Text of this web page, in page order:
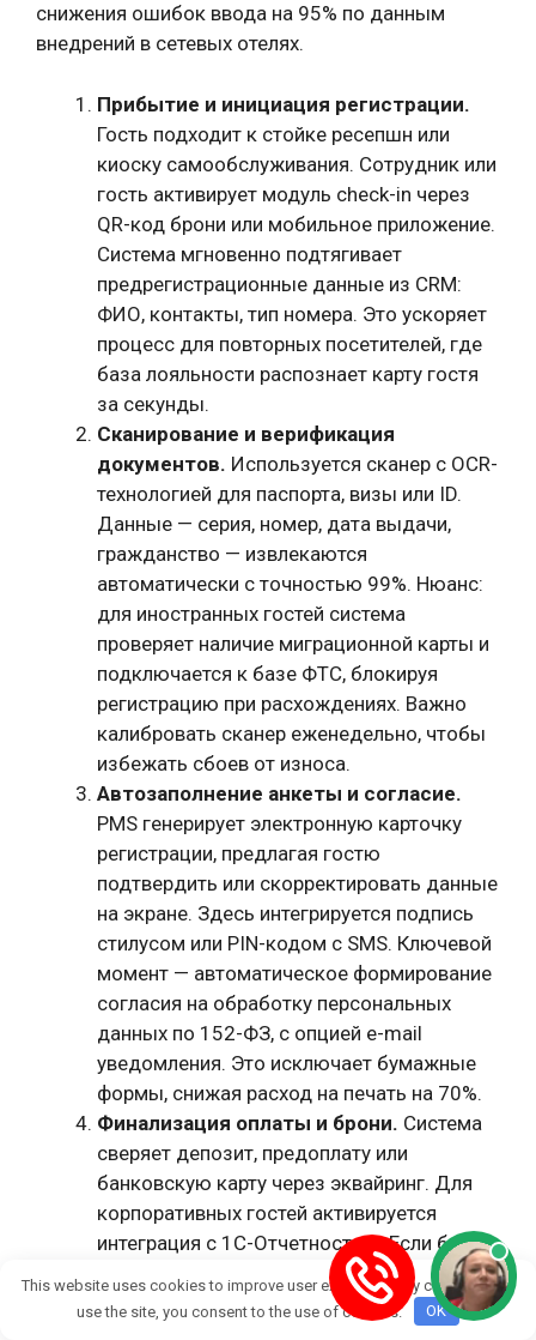
снижения ошибок ввода на 95% по данным
внедрений в сетевых отелях.
Прибытие и инициация регистрации.
Гость подходит к стойке ресепшн или
киоску самообслуживания. Сотрудник или
гость активирует модуль check-in через
QR-код брони или мобильное приложение.
Система мгновенно подтягивает
предрегистрационные данные из CRM:
ФИО, контакты, тип номера. Это ускоряет
процесс для повторных посетителей, где
база лояльности распознает карту гостя
за секунды.
Сканирование и верификация
документов. Используется сканер с OCR-
технологией для паспорта, визы или ID.
Данные — серия, номер, дата выдачи,
гражданство — извлекаются
автоматически с точностью 99%. Нюанс:
для иностранных гостей система
проверяет наличие миграционной карты и
подключается к базе ФТС, блокируя
регистрацию при расхождениях. Важно
калибровать сканер еженедельно, чтобы
избежать сбоев от износа.
Автозаполнение анкеты и согласие.
PMS генерирует электронную карточку
регистрации, предлагая гостю
подтвердить или скорректировать данные
на экране. Здесь интегрируется подпись
стилусом или PIN-кодом с SMS. Ключевой
момент — автоматическое формирование
согласия на обработку персональных
данных по 152-ФЗ, с опцией e-mail
уведомления. Это исключает бумажные
формы, снижая расход на печать на 70%.
Финализация оплаты и брони. Система
сверяет депозит, предоплату или
банковскую карту через эквайринг. Для
корпоративных гостей активируется
интеграция с 1C-Отчетностью. Если бронь
из OTA (Booking, Ostrovok), данные
синхронизируются без дублирования.
Нюанс: при нехватке номеров PMS
This website uses cookies to improve user experience. By continuing to
use the site, you consent to the use of cookies.
OK